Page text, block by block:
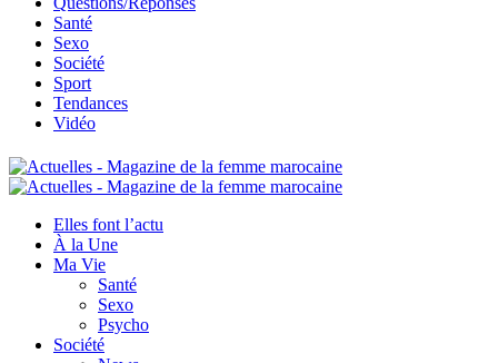
Santé
Sexo
Société
Sport
Tendances
Vidéo
Elles font l’actu
À la Une
Ma Vie
Santé
Sexo
Psycho
Société